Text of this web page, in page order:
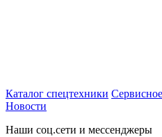
Каталог спецтехники
Новости
Наши соц.сети и мессенджеры